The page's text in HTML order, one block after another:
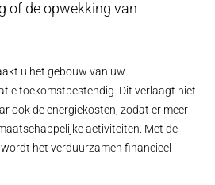
of de opwekking van
u het gebouw van uw
toekomstbestendig. Dit verlaagt niet
ook de energiekosten, zodat er meer
activiteiten. Met de
het verduurzamen financieel